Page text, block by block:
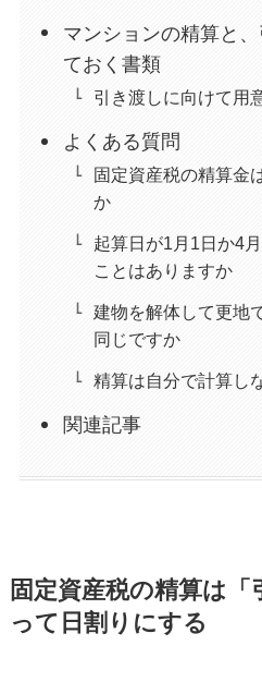
マンションの精算と
ておく書類
引き渡しに向けて用
よくある質問
固定資産税の精算金
か
起算日が1月1日か4
ことはありますか
建物を解体して更地
同じですか
精算は自分で計算し
関連記事
固定資産税の精算は「
って日割りにする